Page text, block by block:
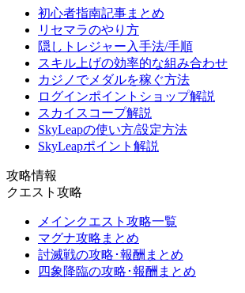
初心者指南記事まとめ
リセマラのやり方
隠しトレジャー入手法/手順
スキル上げの効率的な組み合わせ
カジノでメダルを稼ぐ方法
ログインポイントショップ解説
スカイスコープ解説
SkyLeapの使い方/設定方法
SkyLeapポイント解説
攻略情報
クエスト攻略
メインクエスト攻略一覧
マグナ攻略まとめ
討滅戦の攻略･報酬まとめ
四象降臨の攻略･報酬まとめ